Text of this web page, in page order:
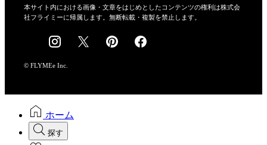
会社概要
採用情報
本サイト内における画像・文章をはじめとしたコンテンツの権利は株式会
社フライミーに帰属します。無断転載・複製を禁止します。
© FLYMEe Inc.
ホーム
探す